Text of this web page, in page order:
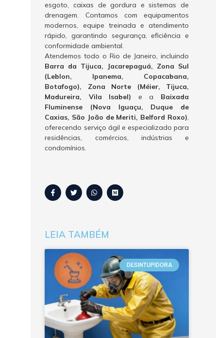
esgoto, caixas de gordura e sistemas de
drenagem. Contamos com equipamentos
modernos, equipe treinada e atendimento
rápido, garantindo segurança, eficiência e
conformidade ambiental.
Atendemos todo o Rio de Janeiro, incluindo
Barra da Tijuca, Jacarepaguá, Zona Sul
(Leblon, Ipanema, Copacabana,
Botafogo), Zona Norte (Méier, Tijuca,
Madureira, Vila Isabel) e a Baixada
Fluminense (Nova Iguaçu, Duque de
Caxias, São João de Meriti, Belford Roxo),
oferecendo serviço ágil e especializado para
residências, comércios, indústrias e
condomínios.
LEIA TAMBÉM
DESINTUPIDORA